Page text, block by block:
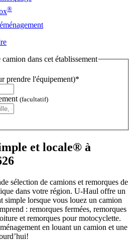
®
dans cet établissement
prendre l'équipement)*
(facultatif)
et locale® à
sélection de camions et remorques de
dans votre région. U-Haul offre un
simple lorsque vous louez un camion
: remorques fermées, remorques
et remorques pour motocyclette.
en louant un camion et une